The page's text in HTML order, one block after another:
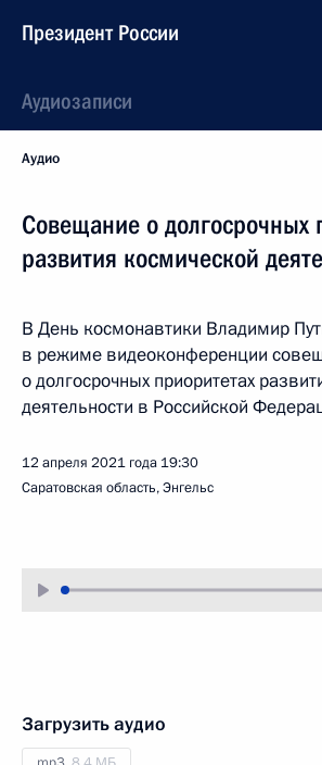
Президент России
Аудиозаписи
Аудио
Совещание о долгосрочных
развития космической
В День космонавтики Владимир
в режиме видеоконференции
о долгосрочных приоритетах
деятельности в Российской
12 апреля 2021 года 19:30
Саратовская область, Энгельс
Загрузить аудио